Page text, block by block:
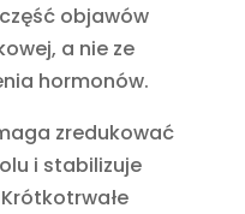
objawów
a nie ze
hormonów.
zredukować
i stabilizuje